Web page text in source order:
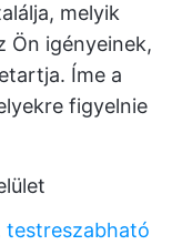
melyik
Ön igényeinek,
Íme a
figyelnie
testreszabható